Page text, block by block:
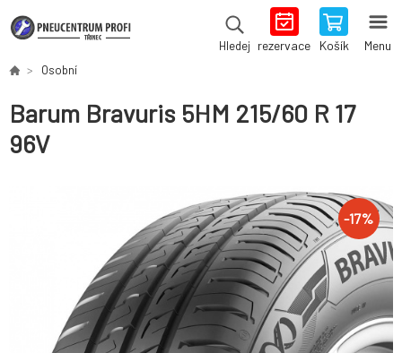
Hledej rezervace Košík Menu
Osobní
Barum Bravuris 5HM 215/60 R 17
96V
-17%